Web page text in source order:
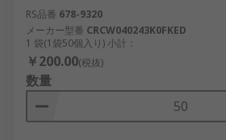
RS品番 678-9320
メーカー型番 CRCW040243K0FKED
1 袋(1袋50個入り) 小計：
￥200.00(税抜)
数量